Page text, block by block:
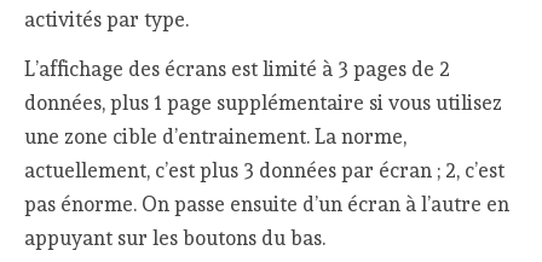
activités par type.
L’affichage des écrans est limité à 3 pages de 2
données, plus 1 page supplémentaire si vous utilisez
une zone cible d’entrainement. La norme,
actuellement, c’est plus 3 données par écran ; 2, c’est
pas énorme. On passe ensuite d’un écran à l’autre en
appuyant sur les boutons du bas.